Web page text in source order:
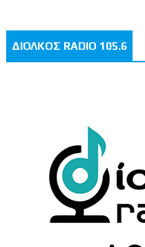
ΔΙΟΛΚΟΣ RADIO 105.6